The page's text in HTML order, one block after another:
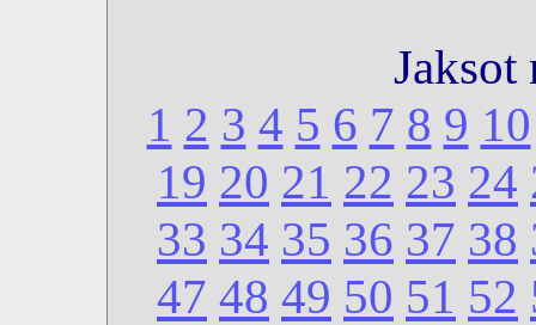
Jaksot
1 2 3 4 5 6 7 8 9 10
19 20 21 22 23 24
33 34 35 36 37 38
47 48 49 50 51 52